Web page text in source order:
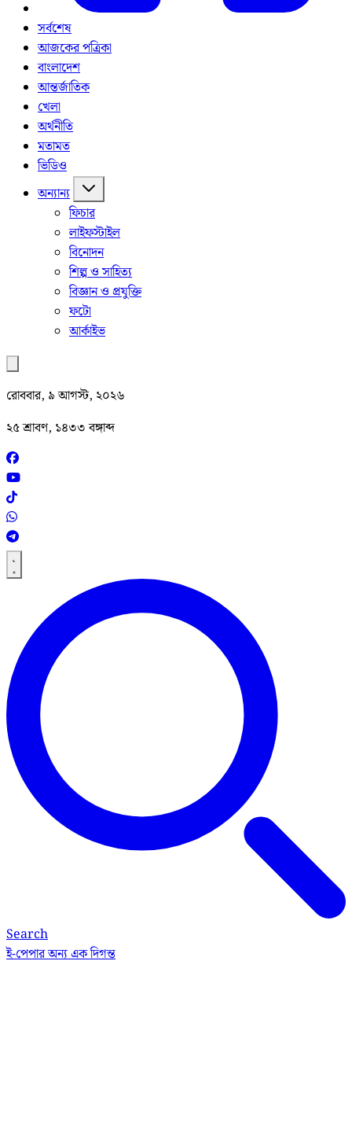
সর্বশেষ
আজকের পত্রিকা
বাংলাদেশ
আন্তর্জাতিক
খেলা
অর্থনীতি
মতামত
ভিডিও
অন্যান্য
ফিচার
লাইফস্টাইল
বিনোদন
শিল্প ও সাহিত্য
বিজ্ঞান ও প্রযুক্তি
ফটো
আর্কাইভ
রোববার, ৯ আগস্ট, ২০২৬
২৫ শ্রাবণ, ১৪৩৩ বঙ্গাব্দ
Search
ই-পেপারঅন্য এক দিগন্ত